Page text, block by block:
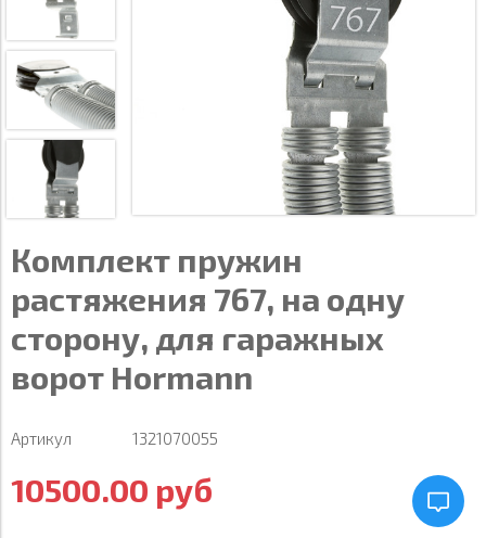
Комплект пружин
растяжения 767, на одну
сторону, для гаражных
ворот Hormann
Артикул 1321070055
10500.00 руб